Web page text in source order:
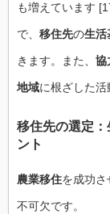
も増えています
で、 移住先の生活
きます。また、 協
地域に根ざした活
移住先の選定：
ント
農業移住を成功さ
不可欠です。